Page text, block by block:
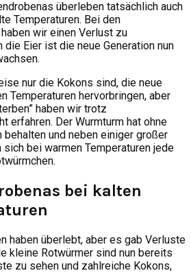
überleben tatsächlich auch
Temperaturen. Bei den
wir einen Verlust zu
die Eier ist die neue Generation nun
nur die Kokons sind, die neue
Temperaturen hervorbringen, aber
haben wir trotz
erfahren. Der Wurmturm hat ohne
und neben einiger großer
sich bei warmen Temperaturen jede
bei kalten
haben überlebt, aber es gab Verluste
kleine Rotwürmer sind nun bereits
zu sehen und zahlreiche Kokons,